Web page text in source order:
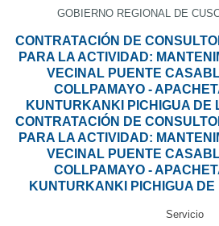
GOBIERNO REGIONAL DE
CONTRATACIÓN DE
PARA LA ACTIVIDAD:
VECINAL PUENTE
COLLPAMAYO -
KUNTURKANKI PICHIGUA DE
CONTRATACIÓN DE
PARA LA ACTIVIDAD:
VECINAL PUENTE
COLLPAMAYO -
KUNTURKANKI PICHIGUA
Servicio